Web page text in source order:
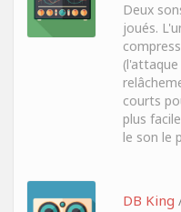
Deux
joués.
courts
plus
le son le
DB King